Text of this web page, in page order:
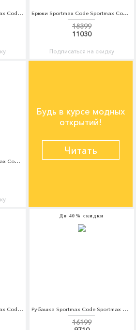
Блуза Sportmax Code Sportmax Code SP027EWORE33 Брюки Sportmax Code Sportmax Code SP027EWORF64
18399
11030
Подписаться на скидку
Брюки Sportmax Code Sportmax Code SP027EWORF48
Будь в курсе модных
открытий!
Читать
Блуза Sportmax Code Sportmax Code SP027EWORC93
До 40% скидки
Рубашка Sportmax Code Sportmax Code SP027EWADRX8
16199